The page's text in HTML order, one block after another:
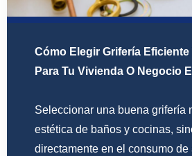
Cómo Elegir Grifería Eficiente
Para Tu Vivienda O Negocio
Seleccionar una buena grifería
estética de baños y cocinas,
directamente en el consumo de